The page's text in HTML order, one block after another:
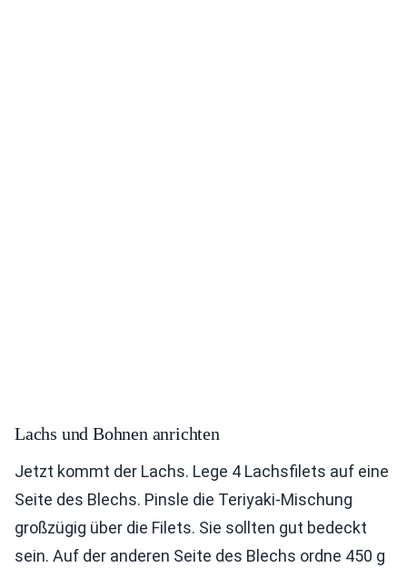
Lachs und Bohnen anrichten
Jetzt kommt der Lachs. Lege 4 Lachsfilets auf eine
Seite des Blechs. Pinsle die Teriyaki-Mischung
großzügig über die Filets. Sie sollten gut bedeckt
sein. Auf der anderen Seite des Blechs ordne 450 g